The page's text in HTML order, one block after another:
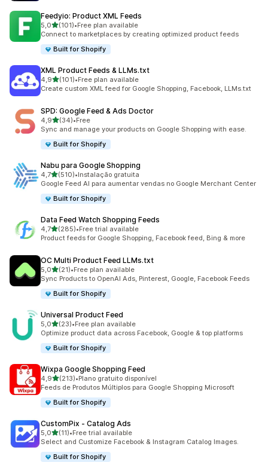
Feedyio: Product XML Feeds
5,0de 5 estrelas
(101)
101 total de avaliações
•Free plan available
Connect to marketplaces by creating optimized product feeds
Built for Shopify
XML Product Feeds & LLMs.txt
4,9de 5 estrelas
(101)
101 total de avaliações
•Free plan available
Create custom XML feed for Google Shopping, Facebook, LLMs.txt
SPD: Google Feed & Ads Doctor
4,9de 5 estrelas
(34)
34 total de avaliações
•Free
Sync and manage your products on Google Shopping with ease.
Built for Shopify
Nabu para Google Shopping
4,7de 5 estrelas
(510)
510 total de avaliações
•Instalação gratuita
Google Feed AI para aumentar vendas no Google Merchant Center
Built for Shopify
Data Feed Watch Shopping Feeds
4,7de 5 estrelas
(285)
285 total de avaliações
•Free trial available
Product feeds for Google Shopping, Facebook feed, Bing & more
OC Multi Product Feed LLMs.txt
5,0de 5 estrelas
(21)
21 total de avaliações
•Free plan available
Sync Products to OpenAI Ads, Pinterest, Google, Facebook Feeds
Built for Shopify
Universal Product Feed
5,0de 5 estrelas
(23)
23 total de avaliações
•Free plan available
Optimize product data across Facebook, Google & top platforms
Built for Shopify
Wixpa Google Shopping Feed
4,9de 5 estrelas
(213)
213 total de avaliações
•Plano gratuito disponível
Feeds de Produtos Múltiplos para Google Shopping Microsoft
Built for Shopify
CustomPix ‑ Catalog Ads
5,0de 5 estrelas
(11)
11 total de avaliações
•Free trial available
Select and Customize Facebook & Instagram Catalog Images.
Built for Shopify